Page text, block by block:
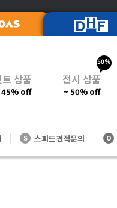
트 상품
45% off
50%
전시 상품
~ 50% off
S 스피드견적문의 O